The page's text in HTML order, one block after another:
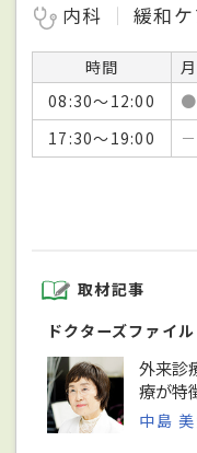
内科
緩和
時間 月
08:30～12:00
●
17:30～19:00
－
取材記事
ドクターズファイル
外来診
療が特
中島